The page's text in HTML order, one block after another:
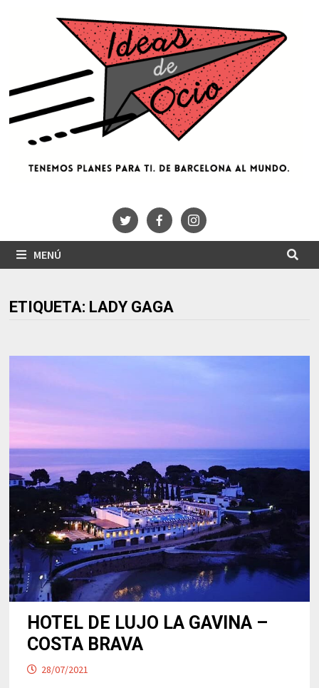
MENÚ
ETIQUETA: LADY GAGA
HOTEL DE LUJO LA GAVINA –
COSTA BRAVA
28/07/2021